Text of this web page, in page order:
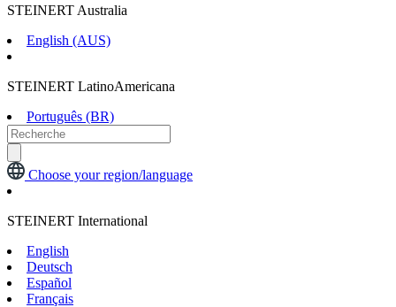
STEINERT Australia
English (AUS)
STEINERT LatinoAmericana
Português (BR)
Choose your region/language
STEINERT International
English
Deutsch
Español
Français